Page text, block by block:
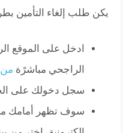
يكن طلب إلغاء التأمين
ادخل على الموقع
الراجحي مباشرًة من
سجل دخولك على
سوف تظهر أمامك